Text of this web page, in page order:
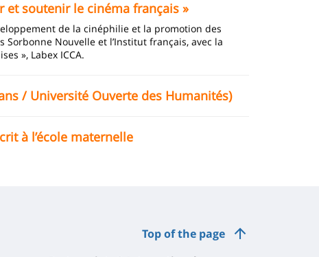
et soutenir le cinéma français »
de la cinéphilie et la promotion des
Nouvelle et l’Institut français, avec la
», Labex ICCA.
/ Université Ouverte des Humanités)
à l’école maternelle
Top of the page